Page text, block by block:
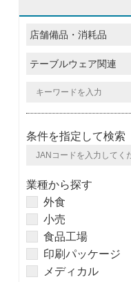
条件を指定して検索
業種から探す
外食
小売
食品工場
印刷パッケージ
メディカル